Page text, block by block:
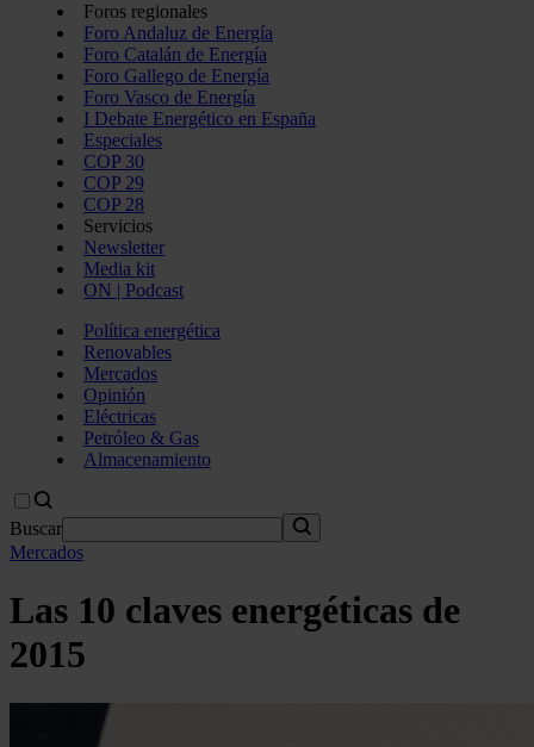
Foros regionales
Foro Andaluz de Energía
Foro Catalán de Energía
Foro Gallego de Energía
Foro Vasco de Energía
I Debate Energético en España
Especiales
COP 30
COP 29
COP 28
Servicios
Newsletter
Media kit
ON | Podcast
Política energética
Renovables
Mercados
Opinión
Eléctricas
Petróleo & Gas
Almacenamiento
Buscar
Mercados
Las 10 claves energéticas de
2015